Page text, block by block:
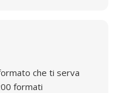
che ti serva
formati